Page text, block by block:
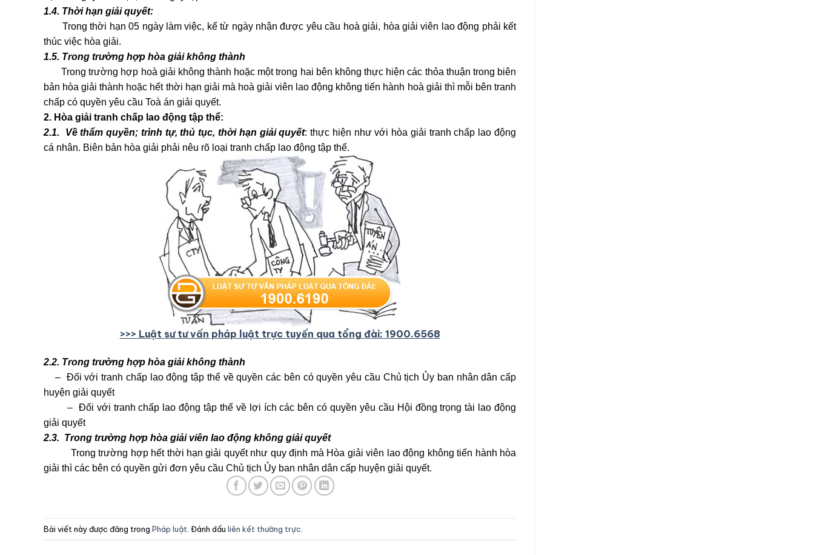
1.4. Thời hạn giải quyết:
Trong thời hạn 05 ngày làm việc, kể từ ngày nhận được yêu cầu hoà giải, hòa giải viên lao động phải kết
thúc việc hòa giải.
1.5. Trong trường hợp hòa giải không thành
Trong trường hợp hoà giải không thành hoặc một trong hai bên không thực hiện các thỏa thuận trong biên
bản hòa giải thành hoặc hết thời hạn giải mà hoà giải viên lao động không tiến hành hoà giải thì mỗi bên tranh
chấp có quyền yêu cầu Toà án giải quyết.
2. Hòa giải tranh chấp lao động tập thể:
2.1. Về thẩm quyền; trình tự, thủ tục, thời hạn giải quyết: thực hiện như với hòa giải tranh chấp lao động
cá nhân. Biên bản hòa giải phải nêu rõ loại tranh chấp lao động tập thể.
>>> Luật sư tư vấn pháp luật trực tuyến qua tổng đài: 1900.6568
2.2. Trong trường hợp hòa giải không thành
– Đối với tranh chấp lao động tập thể về quyền các bên có quyền yêu cầu Chủ tịch Ủy ban nhân dân cấp
huyện giải quyết
– Đối với tranh chấp lao động tập thể về lợi ích các bên có quyền yêu cầu Hội đồng trọng tài lao động
giải quyết
2.3. Trong trường hợp hòa giải viên lao động không giải quyết
Trong trường hợp hết thời hạn giải quyết như quy định mà Hòa giải viên lao động không tiến hành hòa
giải thì các bên có quyền gửi đơn yêu cầu Chủ tịch Ủy ban nhân dân cấp huyện giải quyết.
Bài viết này được đăng trong Pháp luật . Đánh dấu liên kết thường trực